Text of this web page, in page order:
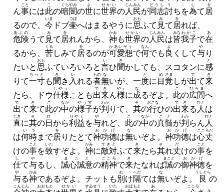
ん事
こと
には此
こ
の暗闇
くらやみ
の世
よ
に世界
せかい
の人民
じんみん
が同志
どうし
討
う
ちを為
し
て 居
を
るので、 今
いま
ドブ壷
つぼ
へはまるやうに思
おも
ふて 見
み
て 居
を
れば、
危険
あぶの
うて 見
み
て 居
を
れんから、 神
かみ
も世界
せかい
の人民
じんみん
は皆
みな
我子
わがこ
で在
あ
るから、 苦
くる
しみて 居
を
るのが可愛想
かあいそう
で何
なん
でも 良
よ
くして与
や
り
たいと 思
おも
ふていろいろと言
い
ひ聞
き
かしても、 スコタンに感
と
りて一寸
ちっと
も聞
き
き 入
い
れる者
もの
無
な
いが、 一度
ど
に 目
め
覚
さま
しが出
で
て来
き
たら、 ドウ仕様
しやう
ことも出来
でき
ん様
やう
に 成
な
るぞよ。 此
こ
の広間
ひろま
へ
出
で
て来
き
て此
こ
の中
なか
の様子
やうす
が判
わか
りて、 其
そ
の行
おこな
ひの出来
でき
る 人
ひと
は
直
じき
に其
そ
の日
ひ
から利益
りやく
を与
や
れど、 此
こ
の中
なか
の真髄
こと
が判
わか
らん 人
ひと
は何時
いつ
まで居
を
りたとて神功徳
おかげ
は無
な
いぞよ。 神功徳
おかげ
は心丈
こころだ
けの事
こと
を致
いた
すぞよ。 神
かみ
に敵対
てきと
ふて来
き
たら其
そ
れ丈
だ
けの事
こと
を
仕
し
て与
や
るし、 誠心誠意
まこと
の精神
こころ
で来
き
たなれば誠
まこと
の御神徳
おかげ
を
与
や
る神
かみ
であるぞよ。 チットも 別
わ
け隔
へだ
ては無
な
いぞよ。 艮
うしとら
の
こんじん おおもと せかい すゐせう いた おほもと あ こころ